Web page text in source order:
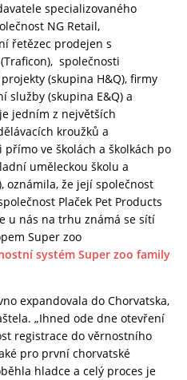
specializovaného
NG Retail,
řetězec prodejen s
společnosti
(skupina H&Q), firmy
služby (skupina E&Q) a
jedním z největších
kroužků a
ve školách a školkách po
uměleckou školu a
oznámila, že její společnost
Plaček Pet Products
u nás na trhu známá se sítí
Super zoo
systém Super zoo family
expandovala do Chorvatska,
„Ihned ode dne otevření
registrace do věrnostního
pro první chorvatské
hladce a celý proces je